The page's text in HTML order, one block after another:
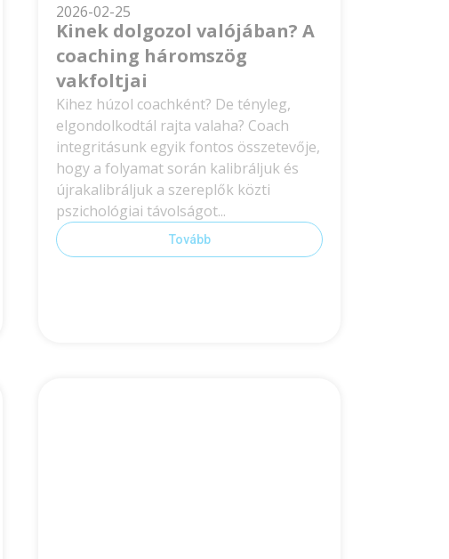
2026-02-25
Kinek dolgozol valójában? A
coaching háromszög
vakfoltjai
Kihez húzol coachként? De tényleg,
elgondolkodtál rajta valaha? Coach
integritásunk egyik fontos összetevője,
hogy a folyamat során kalibráljuk és
újrakalibráljuk a szereplők közti
pszichológiai távolságot...
Tovább